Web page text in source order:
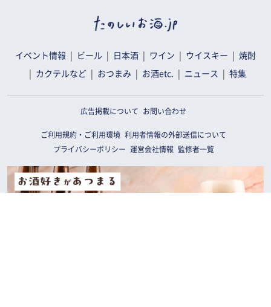
イベント情報 ビール 日本酒 ワイン ウイスキー 焼酎
カクテルなど おつまみ お酒etc. ニュース 特集
広告掲載について お問い合わせ
ご利用規約・ご利用環境 利用者情報の外部送信について
プライバシーポリシー
運営会社情報 監修者一覧